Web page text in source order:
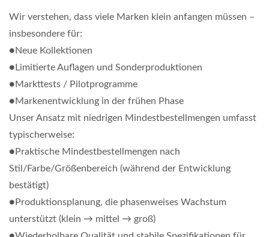
Wir verstehen, dass viele Marken klein anfangen müssen –
insbesondere für:
●Neue Kollektionen
●Limitierte Auflagen und Sonderproduktionen
●Markttests / Pilotprogramme
●Markenentwicklung in der frühen Phase
Unser Ansatz mit niedrigen Mindestbestellmengen umfasst
typischerweise:
●Praktische Mindestbestellmengen nach
Stil/Farbe/Größenbereich (während der Entwicklung
bestätigt)
●Produktionsplanung, die phasenweises Wachstum
unterstützt (klein → mittel → groß)